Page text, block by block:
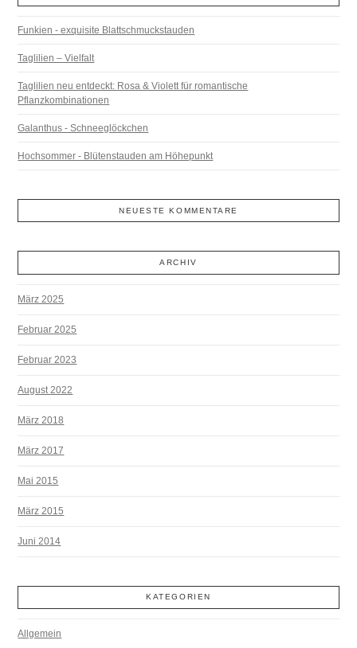
Funkien - exquisite Blattschmuckstauden
Taglilien – Vielfalt
Taglilien neu entdeckt: Rosa & Violett für romantische
Pflanzkombinationen
Galanthus - Schneeglöckchen
Hochsommer - Blütenstauden am Höhepunkt
NEUESTE KOMMENTARE
ARCHIV
März 2025
Februar 2025
Februar 2023
August 2022
März 2018
März 2017
Mai 2015
März 2015
Juni 2014
KATEGORIEN
Allgemein